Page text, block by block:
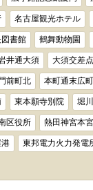
名古屋観光ホテル
書館 鶴舞動物園
井通大須 大須交差
前町北 本町通末広町
東本願寺別院 堀
区役所 熱田神宮本宮
東邦電力火力発電